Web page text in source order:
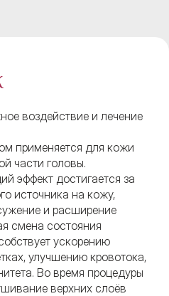
воздействие и лечение
применяется для кожи
части головы.
эффект достигается за
источника на кожу,
и расширение
смена состояния
ускорению
улучшению кровотока,
Во время процедуры
верхних слоёв